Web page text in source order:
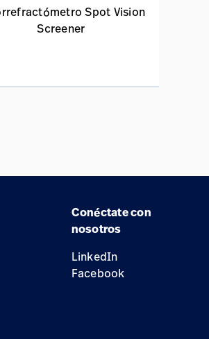
Spot Vision
Screener
Conéctate con
nosotros
LinkedIn
Facebook